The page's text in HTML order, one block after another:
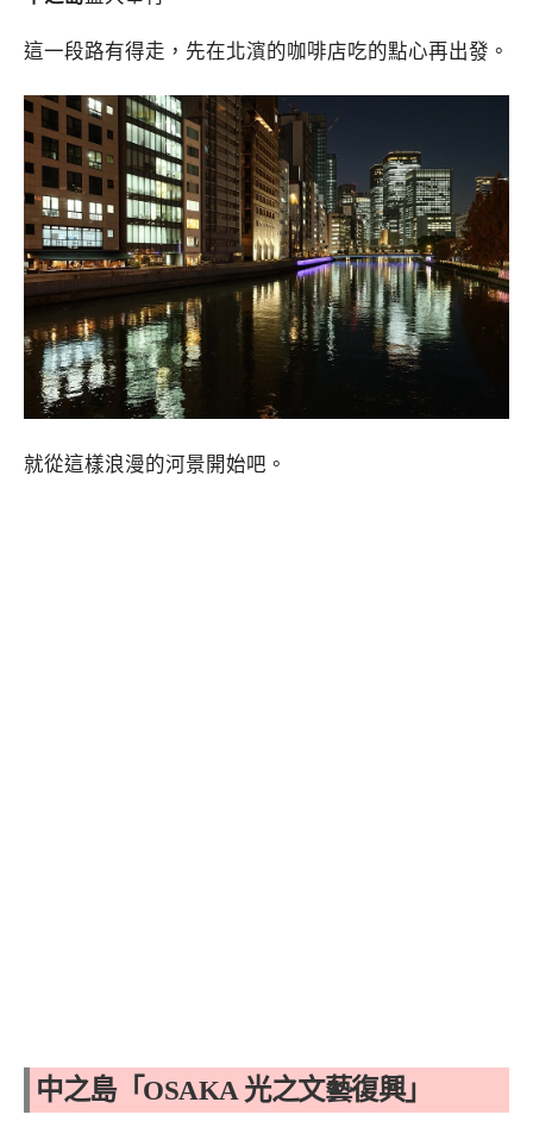
這一段路有得走，先在北濱的咖啡店吃的點心再出發。
就從這樣浪漫的河景開始吧。
中之島「OSAKA 光之文藝復興」